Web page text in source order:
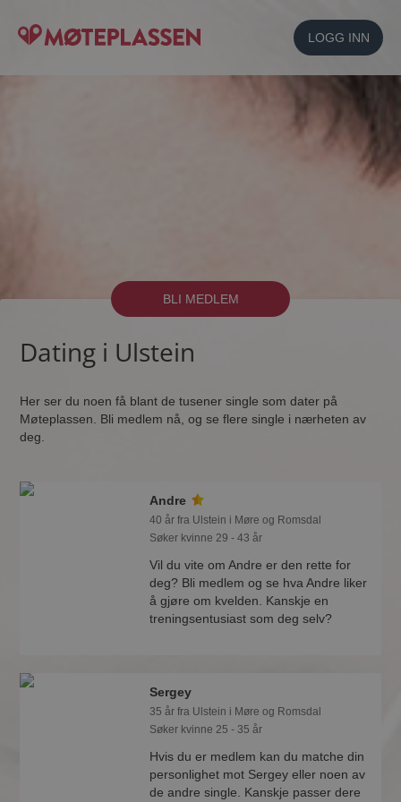
LOGG INN
BLI MEDLEM
Dating i Ulstein
Her ser du noen få blant de tusener single som dater på
Møteplassen. Bli medlem nå, og se flere single i nærheten av
deg.
Andre
40 år fra Ulstein i Møre og Romsdal
Søker kvinne 29 - 43 år
Vil du vite om Andre er den rette for
deg? Bli medlem og se hva Andre liker
å gjøre om kvelden. Kanskje en
treningsentusiast som deg selv?
Sergey
35 år fra Ulstein i Møre og Romsdal
Søker kvinne 25 - 35 år
Hvis du er medlem kan du matche din
personlighet mot Sergey eller noen av
de andre single. Kanskje passer dere